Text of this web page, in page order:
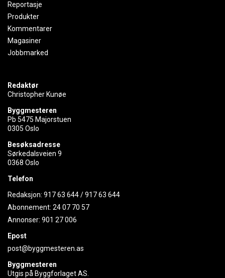
Reportasje
Produkter
Kommentarer
Magasiner
Jobbmarked
Redaktør
Christopher Kunøe
Byggmesteren
Pb 5475 Majorstuen
0305 Oslo
Besøksadresse
Sørkedalsveien 9
0368 Oslo
Telefon
Redaksjon: 917 63 644/917 63 644
Abonnement: 24 07 70 57
Annonser: 901 27 006
Epost
post@byggmesteren.as
Byggmesteren
Utgis på Byggforlaget AS.